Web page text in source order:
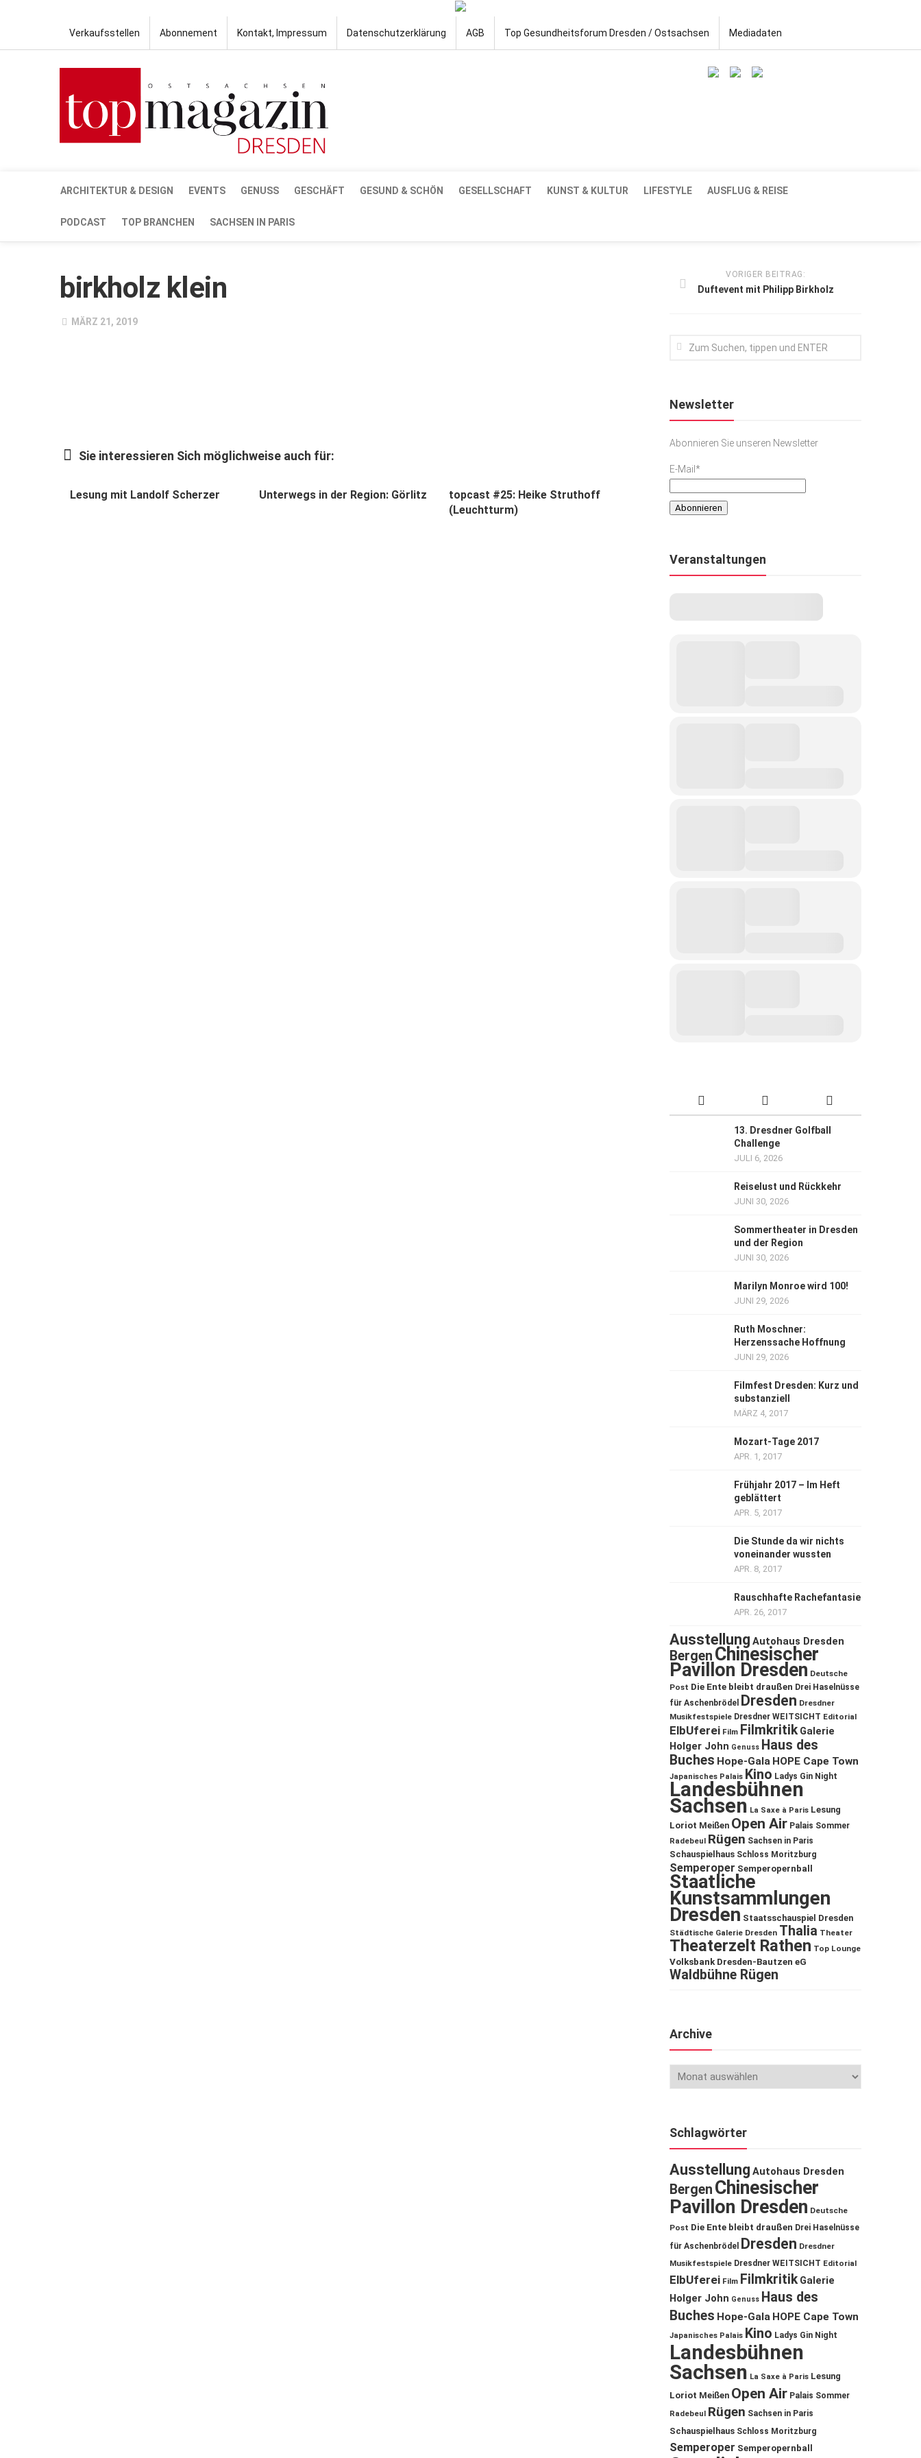
Verkaufsstellen Abonnement Kontakt, Impressum Datenschutzerklärung AGB Top Gesundheitsforum Dresden / Ostsachsen Mediadaten
ARCHITEKTUR & DESIGN EVENTS GENUSS GESCHÄFT GESUND & SCHÖN GESELLSCHAFT KUNST & KULTUR LIFESTYLE AUSFLUG & REISE
PODCAST TOP BRANCHEN SACHSEN IN PARIS
birkholz klein
MÄRZ 21, 2019
Sie interessieren Sich möglichweise auch für:
Lesung mit Landolf Scherzer Unterwegs in der Region: Görlitz
topcast #25: Heike Struthoff
(Leuchtturm)
VORIGER BEITRAG:
Duftevent mit Philipp Birkholz
Newsletter
Abonnieren Sie unseren Newsletter
E-Mail*
Veranstaltungen
13. Dresdner Golfball
Challenge
JULI 6, 2026
Reiselust und Rückkehr
JUNI 30, 2026
Sommertheater in Dresden
und der Region
JUNI 30, 2026
Marilyn Monroe wird 100!
JUNI 29, 2026
Ruth Moschner:
Herzenssache Hoffnung
JUNI 29, 2026
Filmfest Dresden: Kurz und
substanziell
MÄRZ 4, 2017
Mozart-Tage 2017
APR. 1, 2017
Frühjahr 2017 – Im Heft
geblättert
APR. 5, 2017
Die Stunde da wir nichts
voneinander wussten
APR. 8, 2017
Rauschhafte Rachefantasie
APR. 26, 2017
Ausstellung Autohaus Dresden
Bergen Chinesischer
Pavillon Dresden Deutsche
Post Die Ente bleibt draußen Drei Haselnüsse
für Aschenbrödel
Dresden Dresdner
Musikfestspiele Dresdner WEITSICHT Editorial
ElbUferei Film Filmkritik Galerie
Holger John Genuss Haus des
Buches Hope-Gala HOPE Cape Town
Japanisches Palais Kino Ladys Gin Night
Landesbühnen
Sachsen La Saxe à Paris Lesung
Loriot Meißen Open Air Palais Sommer
Radebeul Rügen Sachsen in Paris
Schauspielhaus Schloss Moritzburg
Semperoper Semperopernball
Staatliche
Kunstsammlungen
Dresden Staatsschauspiel Dresden
Städtische Galerie Dresden Thalia Theater
Theaterzelt Rathen Top Lounge
Volksbank Dresden-Bautzen eG
Waldbühne Rügen
Archive
Schlagwörter
Ausstellung Autohaus Dresden
Bergen Chinesischer
Pavillon Dresden Deutsche
Post Die Ente bleibt draußen Drei Haselnüsse
für Aschenbrödel
Dresden Dresdner
Musikfestspiele Dresdner WEITSICHT Editorial
ElbUferei Film Filmkritik Galerie
Holger John Genuss Haus des
Buches Hope-Gala HOPE Cape Town
Japanisches Palais Kino Ladys Gin Night
Landesbühnen
Sachsen La Saxe à Paris Lesung
Loriot Meißen Open Air Palais Sommer
Radebeul Rügen Sachsen in Paris
Schauspielhaus Schloss Moritzburg
Semperoper Semperopernball